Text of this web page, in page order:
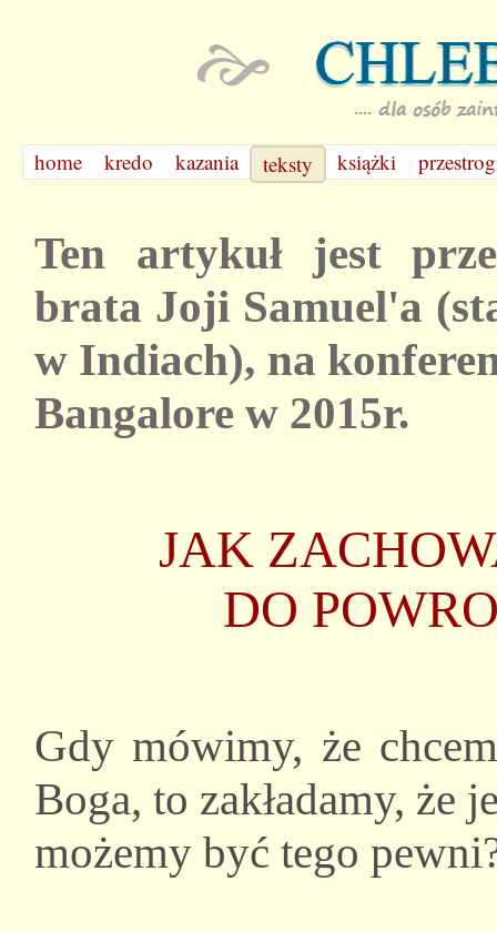
home kredo kazania teksty książki
Ten artykuł jest
brata Joji Samuel'a
w Indiach), na
Bangalore w 2015r.
JAK
DO
Gdy mówimy, że
Boga, to zakładamy, że
możemy być tego